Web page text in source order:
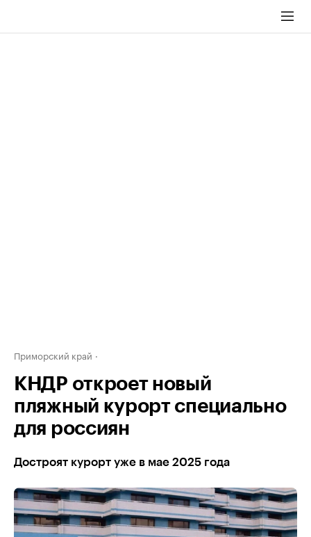
Приморский край
КНДР откроет новый
пляжный курорт специально
для россиян
Достроят курорт уже в мае 2025 года